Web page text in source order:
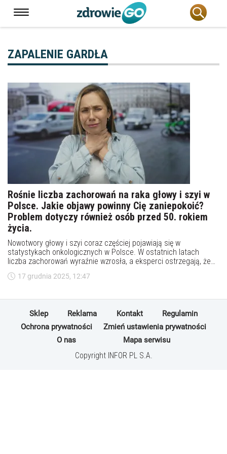
ZAPALENIE GARDŁA
Rośnie liczba zachorowań na raka głowy i szyi w
Polsce. Jakie objawy powinny Cię zaniepokoić?
Problem dotyczy również osób przed 50. rokiem
życia.
Nowotwory głowy i szyi coraz częściej pojawiają się w
statystykach onkologicznych w Polsce. W ostatnich latach
liczba zachorowań wyraźnie wzrosła, a eksperci ostrzegają, że
wiele przypadków nadal rozpoznawanych jest zbyt późno. Te
choroby przez długi czas rozwijają się niemal bezobjawowo,
sygnałów i w razie potrzeby skonsultować je z lekarzem. Często
podrażnienie gardła, bywa pierwszym sygnałem, że w organizmie
dzieje się coś, czego nie warto ignorować.
17 grudnia 2025, 12:47
Sklep Reklama Kontakt
Regulamin
Ochrona prywatności
Zmień ustawienia prywatności
O nas
Mapa serwisu
Copyright INFOR PL S.A.